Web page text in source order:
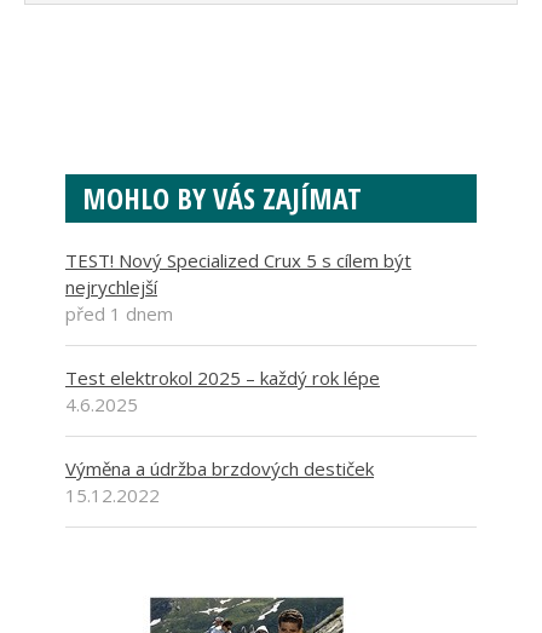
MOHLO BY VÁS ZAJÍMAT
TEST! Nový Specialized Crux 5 s cílem být
nejrychlejší
před 1 dnem
Test elektrokol 2025 – každý rok lépe
4.6.2025
Výměna a údržba brzdových destiček
15.12.2022